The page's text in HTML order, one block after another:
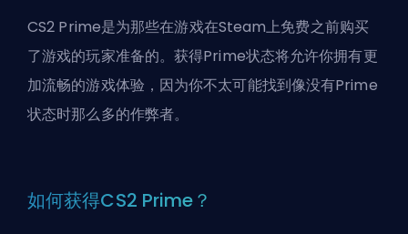
CS2 Prime是为那些在游戏在Steam上免费之前购买
了游戏的玩家准备的。获得Prime状态将允许你拥有更
加流畅的游戏体验，因为你不太可能找到像没有Prime
状态时那么多的作弊者。
如何获得CS2 Prime？